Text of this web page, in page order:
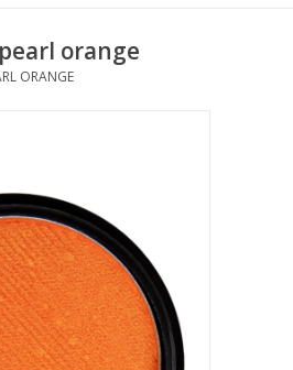
orange
ORANGE